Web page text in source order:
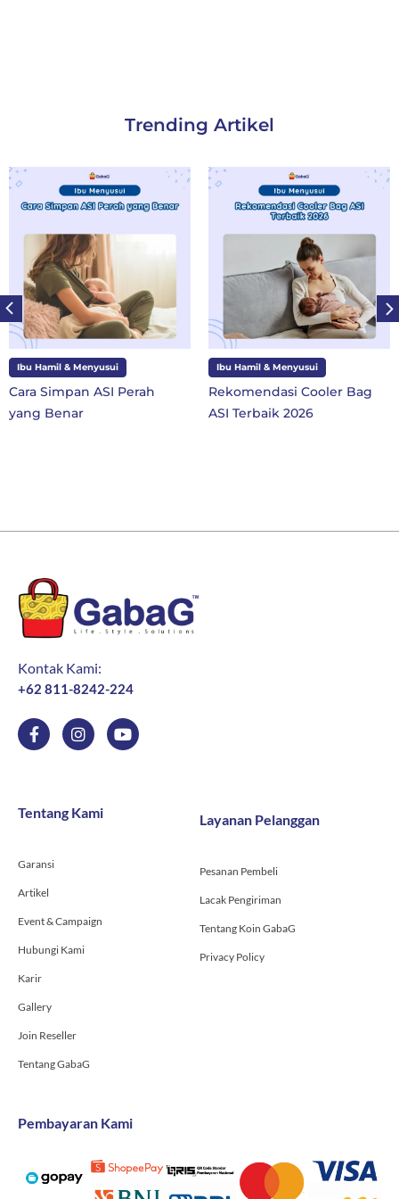
Trending Artikel
Ibu Hamil & Menyusui
Cara Simpan ASI Perah
yang Benar
Ibu Hamil & Menyusui
Rekomendasi Cooler Bag
ASI Terbaik 2026
Kontak Kami:
+62 811-8242-224
F
a
o
o
f
I
n
g
r
Y
o
Tentang Kami
Garansi
Artikel
Event & Campaign
Hubungi Kami
Karir
Gallery
Join Reseller
Tentang GabaG
Layanan Pelanggan
Pesanan Pembeli
Lacak Pengiriman
Tentang Koin GabaG
Privacy Policy
Pembayaran Kami